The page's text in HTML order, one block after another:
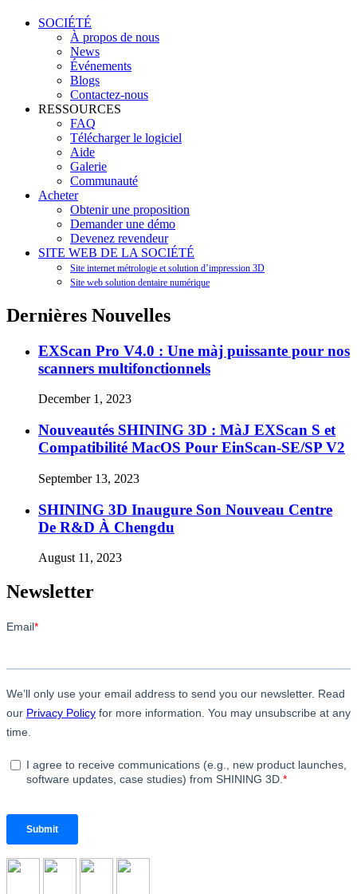
SOCIÉTÉ
À propos de nous
News
Événements
Blogs
Contactez-nous
RESSOURCES
FAQ
Télécharger le logiciel
Aide
Galerie
Communauté
Acheter
Obtenir une proposition
Demander une démo
Devenez revendeur
SITE WEB DE LA SOCIÉTÉ
Site internet métrologie et solution d’impression 3D
Site web solution dentaire numérique
Dernières Nouvelles
EXScan Pro V4.0 : Une màj puissante pour nos
scanners multifonctionnels
December 1, 2023
Nouveautés SHINING 3D : MàJ EXScan S et
Compatibilité MacOS Pour EinScan-SE/SP V2
September 13, 2023
SHINING 3D Inaugure Son Nouveau Centre
De R&D À Chengdu
August 11, 2023
Newsletter